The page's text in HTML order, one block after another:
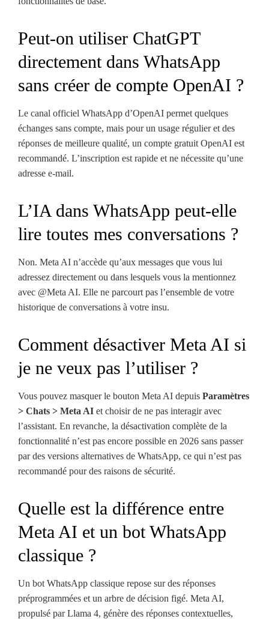
Peut-on utiliser ChatGPT
directement dans WhatsApp
sans créer de compte OpenAI ?
Le canal officiel WhatsApp d’OpenAI permet quelques
échanges sans compte, mais pour un usage régulier et des
réponses de meilleure qualité, un compte gratuit OpenAI est
recommandé. L’inscription est rapide et ne nécessite qu’une
adresse e-mail.
L’IA dans WhatsApp peut-elle
lire toutes mes conversations ?
Non. Meta AI n’accède qu’aux messages que vous lui
adressez directement ou dans lesquels vous la mentionnez
avec @Meta AI. Elle ne parcourt pas l’ensemble de votre
historique de conversations à votre insu.
Comment désactiver Meta AI si
je ne veux pas l’utiliser ?
Vous pouvez masquer le bouton Meta AI depuis Paramètres
> Chats > Meta AI et choisir de ne pas interagir avec
l’assistant. En revanche, la désactivation complète de la
fonctionnalité n’est pas encore possible en 2026 sans passer
par des versions alternatives de WhatsApp, ce qui n’est pas
recommandé pour des raisons de sécurité.
Quelle est la différence entre
Meta AI et un bot WhatsApp
classique ?
Un bot WhatsApp classique repose sur des réponses
préprogrammées et un arbre de décision figé. Meta AI,
propulsé par Llama 4, génère des réponses contextuelles,